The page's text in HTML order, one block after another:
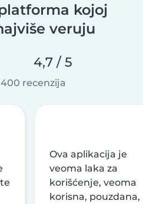
kojoj
veruju
4,7 / 5
recenzija
Ova aplikacija je
veoma laka za
korišćenje, veoma
korisna, pouzdana,